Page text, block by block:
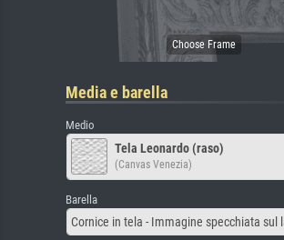
Media e barella
Medio
Tela Leonardo (raso)
(Canvas Venezia)
Barella
Cornice in tela - Immagine specchiata sul